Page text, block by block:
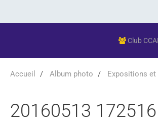
Club
Accueil Album photo Expositions et
20160513